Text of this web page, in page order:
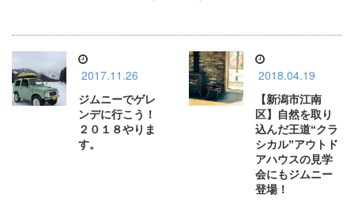
2017.11.26
ジムニーでゲレ
ンデに行こう！
２０１８やりま
す。
2018.04.19
【新潟市江南
区】自然を取り
込んだ王道“クラ
シカル”アウトド
アハウスの見学
会にもジムニー
登場！